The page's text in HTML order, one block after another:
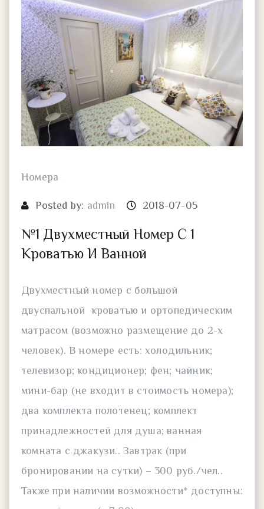
Номера
Posted by: admin 2018-07-05
№1 Двухместный Номер С 1
Кроватью И Ванной
Двухместный номер с большой
двуспальной кроватью и ортопедическим
матрасом (возможно размещение до 2-х
человек). В номере есть: холодильник;
телевизор; кондиционер; фен; чайник;
мини-бар (не входит в стоимость номера);
два комплекта полотенец; комплект
принадлежностей для душа; ванная
комната с джакузи.. Завтрак (при
бронировании на сутки) – 300 руб./чел..
Также при наличии возможности* доступны: